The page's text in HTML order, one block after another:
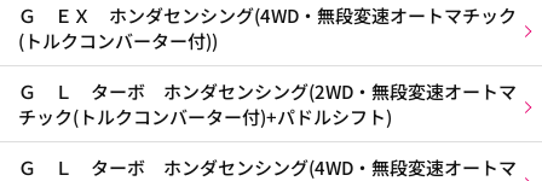
Ｇ ＥＸ ホンダセンシング(4WD・無段変速オートマチック
(トルクコンバーター付))
Ｇ Ｌ ターボ ホンダセンシング(2WD・無段変速オートマ
チック(トルクコンバーター付)+パドルシフト)
Ｇ Ｌ ターボ ホンダセンシング(4WD・無段変速オートマ